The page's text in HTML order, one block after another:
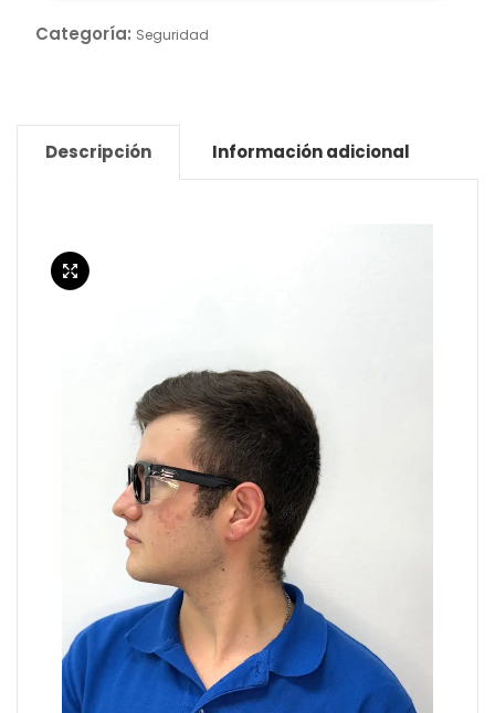
41
Negro
Categoría: Seguridad
Descripción Información adicional